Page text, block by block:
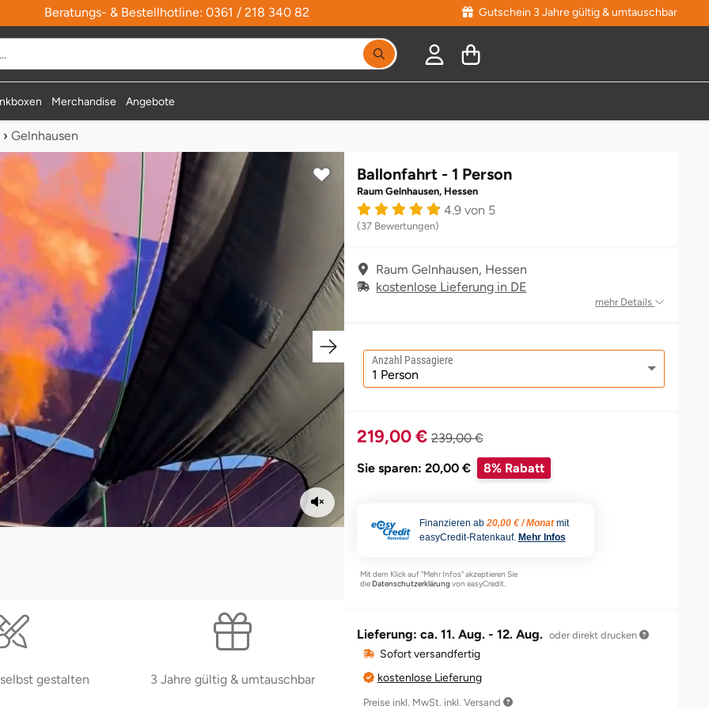
Beratungs- & Bestellhotline: 0361 / 218 340 82 Gutschein 3 Jahre gültig & umtauschbar
Merchandise Angebote
› Gelnhausen
gestalten 3 Jahre gültig & umtauschbar
Ballonfahrt - 1 Person
Raum Gelnhausen, Hessen
4.9 von 5
(37 Bewertungen)
Raum Gelnhausen, Hessen
kostenlose Lieferung in DE
mehr Details
Anzahl Passagiere
219,00 €239,00 €
Sie sparen: 20,00 €
8% Rabatt
Finanzieren ab 20,00 € / Monat mit
easyCredit-Ratenkauf. Mehr Infos
Mit dem Klick auf "Mehr Infos" akzeptieren Sie
die Datenschutzerklärungvon easyCredit.
Lieferung: ca. 11. Aug. - 12. Aug. oder direkt drucken
Sofort versandfertig
kostenlose Lieferung
Preise inkl. MwSt. inkl. Versand